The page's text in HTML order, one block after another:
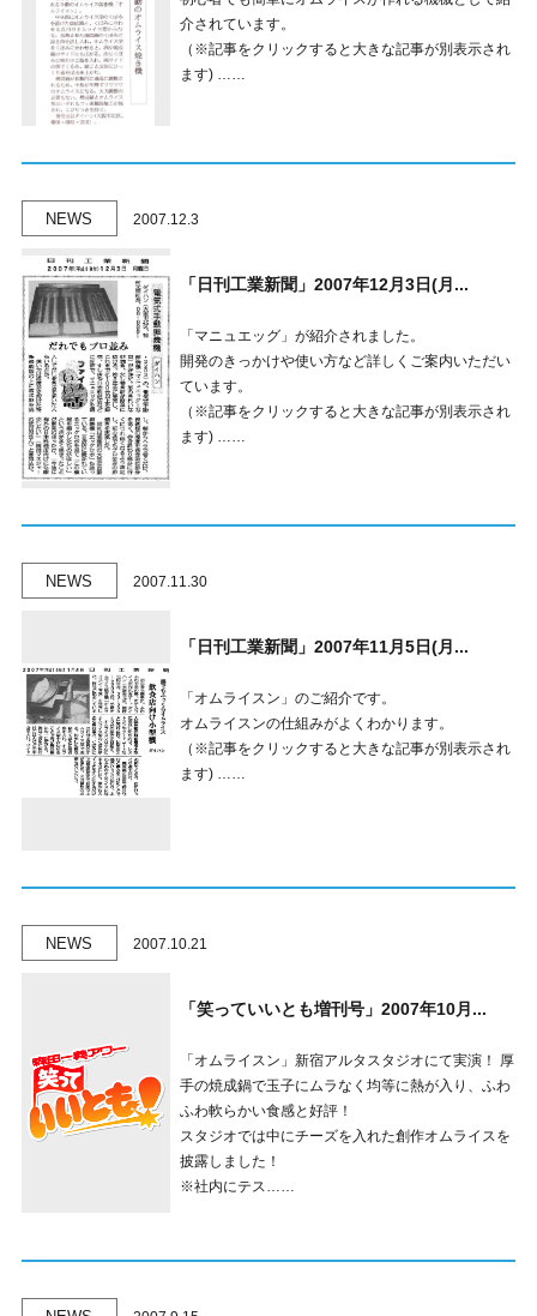
介されています。
（※記事をクリックすると大きな記事が別表示され
ます) ……
NEWS 2007.12.3
「日刊工業新聞」2007年12月3日(月...
「マニュエッグ」が紹介されました。
開発のきっかけや使い方など詳しくご案内いただい
ています。
（※記事をクリックすると大きな記事が別表示され
ます) ……
NEWS 2007.11.30
「日刊工業新聞」2007年11月5日(月...
「オムライスン」のご紹介です。
オムライスンの仕組みがよくわかります。
（※記事をクリックすると大きな記事が別表示され
ます) ……
NEWS 2007.10.21
「笑っていいとも増刊号」2007年10月...
「オムライスン」新宿アルタスタジオにて実演！ 厚
手の焼成鍋で玉子にムラなく均等に熱が入り、ふわ
ふわ軟らかい食感と好評！
スタジオでは中にチーズを入れた創作オムライスを
披露しました！
※社内にテス……